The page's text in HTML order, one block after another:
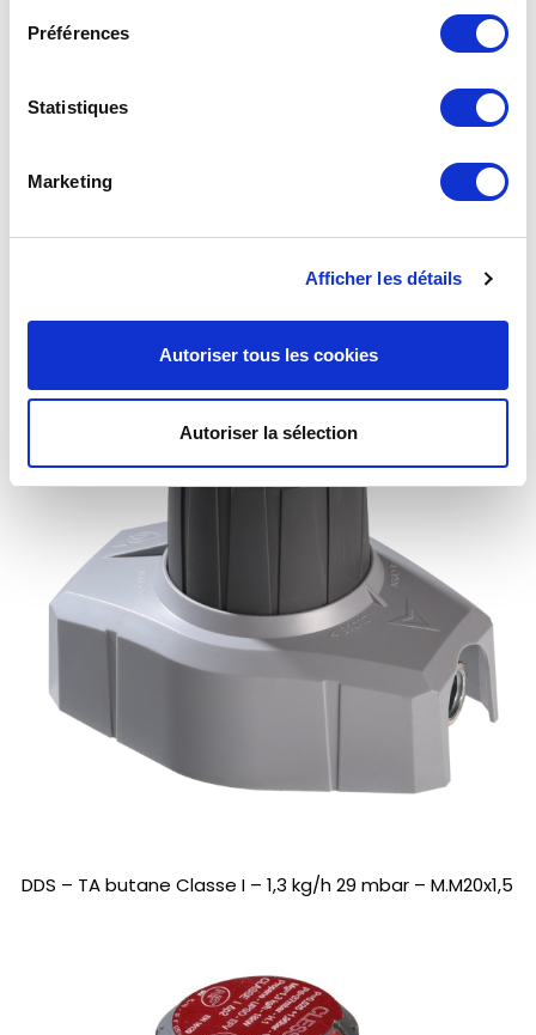
Préférences
Statistiques
Marketing
Afficher les détails
Autoriser tous les cookies
Autoriser la sélection
entrée auxilière de dépannage
DDS – TA butane Classe I – 1,3 kg/h 29 mbar – M.M20x1,5